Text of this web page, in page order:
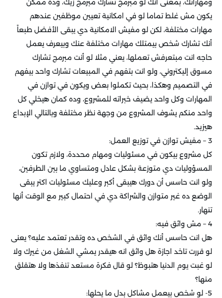
يكون مش غلط تماما لو في امكانية تعيين موظفين عندهم
مهارات مختلفة، لكن لو مفيش الامكانية دي يبقى الأفضل طبعاً
أنك تشارك شخص بيمتلك مهارات مختلفة عنك وبيعرف يعمل
حاجه انت مبتعرفش تعملها، يعني مثلا لو أنت مبرمج تشارك
مسوق إليكتروني، ولو انت بتفهم في المبيعات تشارك واحد بيفهم
في التصميم وهكذا، بحيث تكملوا بعض ويكون في توازن في
المهارات وكل واحد يضيف خبراته للمشروع، وده كمان هيخلي كل
واحد منكم يشوف المشروع من وجهة نظر مختلفة وبالتالي الإبداع
هيزيد.
3 – مفيش توازن في توزيع العمل:
كل مشروع بيكون في مسئوليات ومهام محددة، ولازم تكون
المسؤوليات دي متوزعة بشكل عادل ومتساوي ما بين الطرفين،
ولو انت حاسس أن دورك هيبقى أكبر وعليك مسئوليات اكتر يبقى
الوضع ده غير متوازن والشراكة دي في احتمال كبير مع الوقت أنها
تنهار.
4 – مش واثق فيه:
هل انت حاسس أنك واثق في الشخص ده وتقدر تعتمد عليه؟ يعنى
لو قررت تاخد اجازة هل واثق انه هيقدر يمشي الشغل من غيرك ولا
لو غبت يوم الدنيا هتبوظ؟ لو قال فكرة مستعد تنفذها ولا هتقلق
منها؟
5- لو شخص بيعمل مشاكل بدل ما يحلها: